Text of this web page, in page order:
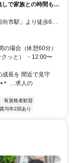
で家族との時間も大
場合（休憩60分）
クッと） ・12:00〜
成長を 間近で見守
•＊ …求人の
有資格者歓迎
賞与年2回あり